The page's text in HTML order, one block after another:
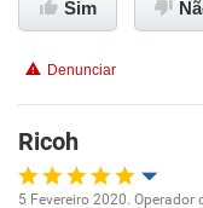
Conciliação com a
Não recomenda
Não recomenda
Sim
Denunciar
Ricoh
5 Fevereiro 2020.